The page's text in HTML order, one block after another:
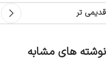
قدیمی تر
نوشته های مشابه